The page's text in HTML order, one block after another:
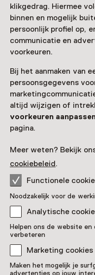
klikgedrag. Hiermee
binnen en mogelijk
persoonlijk profiel op,
communicatie en
voorkeuren.
Bij het aanmaken van
persoonsgegevens
altijd wijzigen of
voorkeuren
pagina.
Meer weten? Bekijk
cookiebeleid.
Functionele
Noodzakelijk voor de
Analytische
Helpen ons de website
verbeteren
Marketing cookies
Maken het mogelijk je
advertenties op jouw
Nog
Pronkstuk